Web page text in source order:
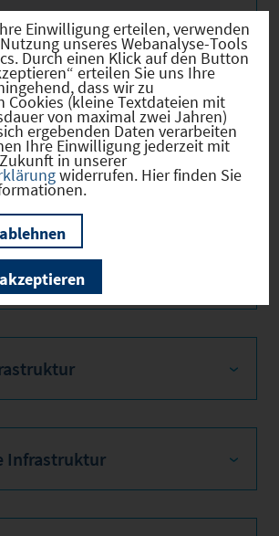
Infrastruktur
Einwilligung erteilen, verwenden
unseres Webanalyse-Tools
Durch einen Klick auf den Button
erteilen Sie uns Ihre
dass wir zu
Cookies (kleine Textdateien mit
von maximal zwei Jahren)
ergebenden Daten verarbeiten
Ihre Einwilligung jederzeit mit
in unserer
widerrufen. Hier finden Sie